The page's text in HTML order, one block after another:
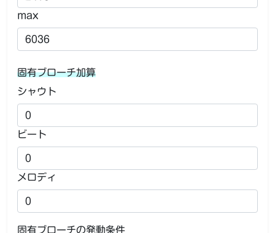
max
固有ブローチ加算
シャウト
ビート
メロディ
固有ブローチの発動条件